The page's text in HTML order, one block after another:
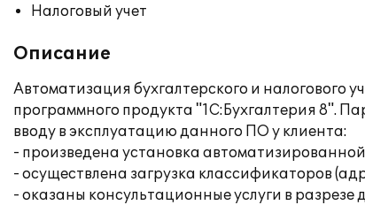
Налоговый учет
Описание
Автоматизация бухгалтерского и
программного продукта "1С:Бухгалтерия 8".
вводу в эксплуатацию данного ПО у клиента:
- произведена установка
- осуществлена загрузка классификаторов
- оказаны консультационные услуги в